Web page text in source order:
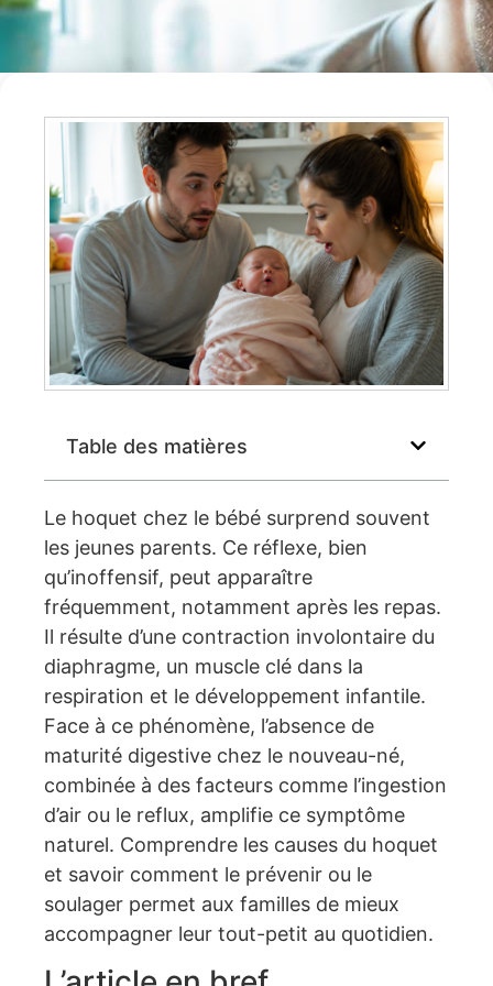
Table des matières
Le hoquet chez le bébé surprend souvent
les jeunes parents. Ce réflexe, bien
qu’inoffensif, peut apparaître
fréquemment, notamment après les repas.
Il résulte d’une contraction involontaire du
diaphragme, un muscle clé dans la
respiration et le développement infantile.
Face à ce phénomène, l’absence de
maturité digestive chez le nouveau-né,
combinée à des facteurs comme l’ingestion
d’air ou le reflux, amplifie ce symptôme
naturel. Comprendre les causes du hoquet
et savoir comment le prévenir ou le
soulager permet aux familles de mieux
accompagner leur tout-petit au quotidien.